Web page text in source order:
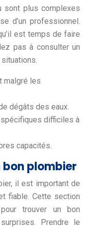
sont plus complexes
d’un professionnel.
est temps de faire
pas à consulter un
malgré les
dégâts des eaux.
difficiles à
capacités.
bon plombier
il est important de
fiable. Cette section
trouver un bon
Prendre le